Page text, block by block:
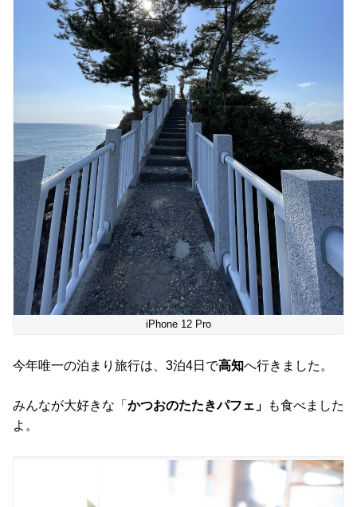
iPhone 12 Pro
今年唯一の泊まり旅行は、3泊4日で高知へ行きました。
みんなが大好きな「 かつおのたたきパフェ」
も食べました
よ。